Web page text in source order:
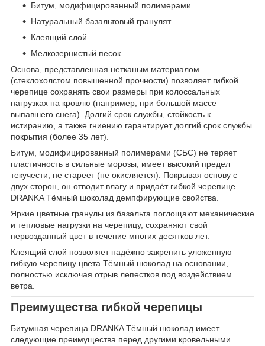
Битум, модифицированный полимерами.
Натуральный базальтовый гранулят.
Клеящий слой.
Мелкозернистый песок.
Основа, представленная нетканым материалом
(стеклохолстом повышенной прочности) позволяет гибкой
черепице сохранять свои размеры при колоссальных
нагрузках на кровлю (например, при большой массе
выпавшего снега). Долгий срок службы, стойкость к
истиранию, а также гниению гарантирует долгий срок службы
покрытия (более 35 лет).
Битум, модифицированный полимерами (СБС) не теряет
пластичность в сильные морозы, имеет высокий предел
текучести, не стареет (не окисляется). Покрывая основу с
двух сторон, он отводит влагу и придаёт гибкой черепице
DRANKA Тёмный шоколад демпфирующие свойства.
Яркие цветные гранулы из базальта поглощают механические
и тепловые нагрузки на черепицу, сохраняют свой
первозданный цвет в течение многих десятков лет.
Клеящий слой позволяет надёжно закрепить уложенную
гибкую черепицу цвета Тёмный шоколад на основании,
полностью исключая отрыв лепестков под воздействием
ветра.
Преимущества гибкой черепицы
Битумная черепица DRANKA Тёмный шоколад имеет
следующие преимущества перед другими кровельными